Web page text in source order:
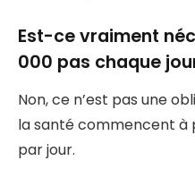
Est-ce vraiment
000 pas chaque
Non, ce n’est pas une
la santé commencent à
par jour.